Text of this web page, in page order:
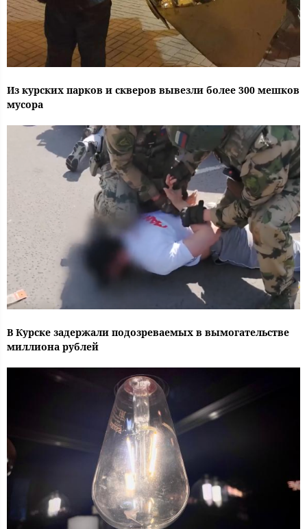
Из курских парков и скверов вывезли более 300 мешков
мусора
В Курске задержали подозреваемых в вымогательстве
миллиона рублей